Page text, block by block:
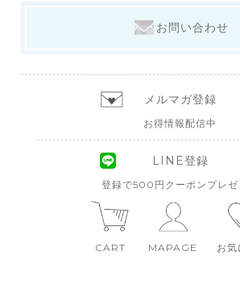
お問い合わせ
メルマガ登録
お得情報配信中
LINE登録
登録で500円クーポンプレゼ
CART MAPAGE お気